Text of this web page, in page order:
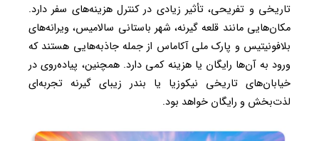
تاریخی و تفریحی، تأثیر زیادی در کنترل هزینه‌های سفر دارد.
مکان‌هایی مانند قلعه گیرنه، شهر باستانی سالامیس، ویرانه‌های
بلافونیتیس و پارک ملی آکاماس از جمله جاذبه‌هایی هستند که
ورود به آن‌ها رایگان یا هزینه کمی دارد. همچنین، پیاده‌روی در
خیابان‌های تاریخی نیکوزیا یا بندر زیبای گیرنه تجربه‌ای
لذت‌بخش و رایگان خواهد بود.